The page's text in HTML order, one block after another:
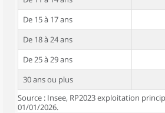
De 15 à 17 ans
De 18 à 24 ans
De 25 à 29 ans
30 ans ou plus
Source : Insee, RP2023 exploitation
01/01/2026.